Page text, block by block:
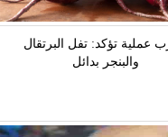
عملية تؤكد: تفل البرتقال
والبنجر بدائل